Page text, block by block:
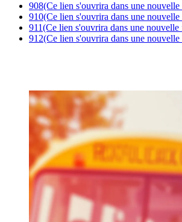
908(Ce lien s'ouvrira dans une nouvelle
910(Ce lien s'ouvrira dans une nouvelle
911(Ce lien s'ouvrira dans une nouvelle
912(Ce lien s'ouvrira dans une nouvelle